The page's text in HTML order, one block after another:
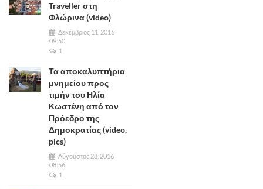
Traveller στη
Φλώρινα (video)
Δεκέμβριος 11, 2016
09:50
1
Τα αποκαλυπτήρια
μνημείου προς
τιμήν του Ηλία
Κωστένη από τον
Πρόεδρο της
Δημοκρατίας (video,
pics)
Αύγουστος 28, 2016
08:56
1